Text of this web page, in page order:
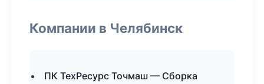
Компании в Челябинск
ПК ТехРесурс Точмаш — Сборка